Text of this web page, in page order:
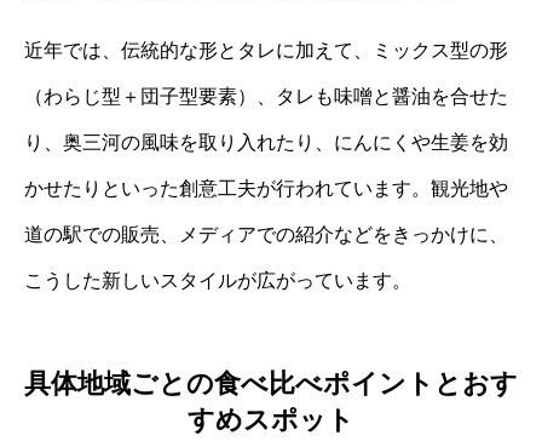
近年では、伝統的な形とタレに加えて、ミックス型の形
（わらじ型＋団子型要素）、タレも味噌と醤油を合せた
り、奥三河の風味を取り入れたり、にんにくや生姜を効
かせたりといった創意工夫が行われています。観光地や
道の駅での販売、メディアでの紹介などをきっかけに、
こうした新しいスタイルが広がっています。
具体地域ごとの食べ比べポイントとおす
すめスポット